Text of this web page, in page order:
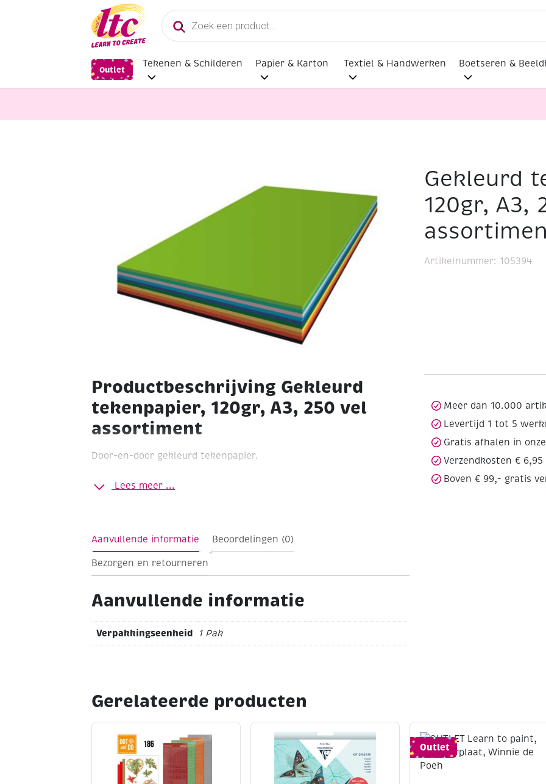
Producten
zoeken
Outlet
Tekenen & Schilderen Papier & Karton Textiel & Handwerken Boetseren &
Gekleurd tekenpapier, 120gr, A3, 250 vel assortiment
Productbeschrijving Gekleurd
tekenpapier, 120gr, A3, 250 vel
assortiment
Door-en-door gekleurd tekenpapier.
Lees meer ...
Gekleurd
120gr, A3,
Artikelnummer: 105394
Meer dan 10.000
Levertijd 1 tot 5
Gratis afhalen in
Verzendkosten € 6,95
Boven € 99,- gratis
Aanvullende informatie Beoordelingen (0)
Bezorgen en retourneren
Aanvullende informatie
Verpakkingseenheid 1 Pak
Gerelateerde producten
Outlet